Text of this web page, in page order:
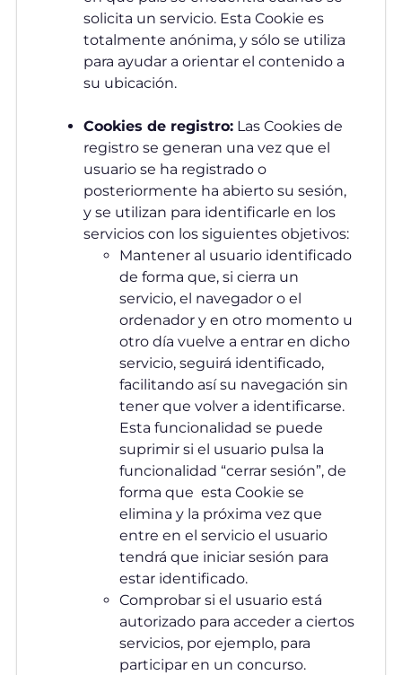
solicita un servicio. Esta Cookie es
totalmente anónima, y sólo se utiliza
para ayudar a orientar el contenido a
su ubicación.
Cookies de registro:Las Cookies de
registro se generan una vez que el
usuario se ha registrado o
posteriormente ha abierto su sesión,
y se utilizan para identificarle en los
servicios con los siguientes objetivos:
Mantener al usuario identificado
de forma que, si cierra un
servicio, el navegador o el
ordenador y en otro momento u
otro día vuelve a entrar en dicho
servicio, seguirá identificado,
facilitando así su navegación sin
tener que volver a identificarse.
Esta funcionalidad se puede
suprimir si el usuario pulsa la
funcionalidad “cerrar sesión”, de
forma que esta Cookie se
elimina y la próxima vez que
entre en el servicio el usuario
tendrá que iniciar sesión para
estar identificado.
Comprobar si el usuario está
autorizado para acceder a ciertos
servicios, por ejemplo, para
participar en un concurso.